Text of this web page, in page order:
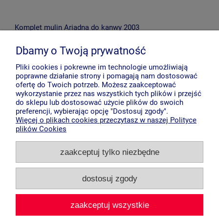
Komplet mulin Ariadna do kanwy 2003
Opinie pochodzą tylko od zalogowanych klientów, ale nie
weryfikujemy, czy kupili dany produkt. Wyświetlamy
zarówno pozytywne, jak i negatywne opinie.
Dbamy o Twoją prywatność
Pliki cookies i pokrewne im technologie umożliwiają
poprawne działanie strony i pomagają nam dostosować
ofertę do Twoich potrzeb. Możesz zaakceptować
wykorzystanie przez nas wszystkich tych plików i przejść
do sklepu lub dostosować użycie plików do swoich
preferencji, wybierając opcję "Dostosuj zgody".
Więcej o plikach cookies przeczytasz w naszej Polityce
plików Cookies
zaakceptuj tylko niezbędne
dostosuj zgody
zaakceptuj wszystkie